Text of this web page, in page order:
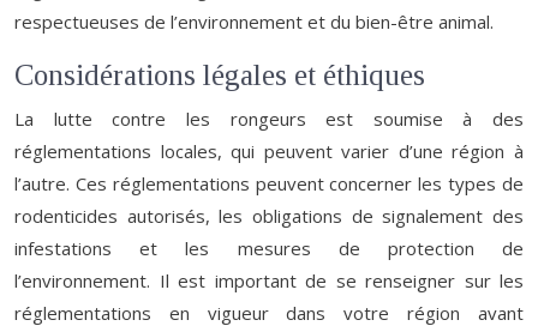
respectueuses de l’environnement et du bien-être animal.
Considérations légales et éthiques
La lutte contre les rongeurs est soumise à des
réglementations locales, qui peuvent varier d’une région à
l’autre. Ces réglementations peuvent concerner les types de
rodenticides autorisés, les obligations de signalement des
infestations et les mesures de protection de
l’environnement. Il est important de se renseigner sur les
réglementations en vigueur dans votre région avant